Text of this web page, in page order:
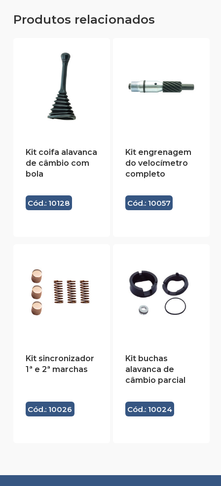
Produtos relacionados
Kit coifa alavanca
de câmbio com
bola
Cód.: 10128
Kit engrenagem
do velocímetro
completo
Cód.: 10057
Kit sincronizador
1ª e 2ª marchas
Cód.: 10026
Kit buchas
alavanca de
câmbio parcial
Cód.: 10024